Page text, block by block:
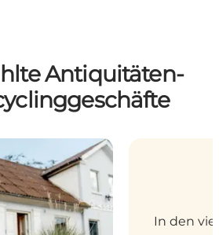
Antiquitäten-
In den